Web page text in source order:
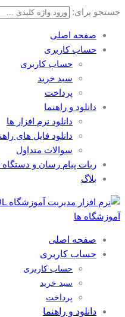
جستجو برای:
صفحه اصلی
حساب کاربری
حساب کاربری
سبد خرید
پرداخت
دانلود و راهنما
دانلود نرم افزار ها
دانلود فایل های
سوالات متداول
ربات پیام رسان و دستگاه SMSBAN
بلاگ
صفحه اصلی
حساب کاربری
حساب کاربری
سبد خرید
پرداخت
دانلود و راهنما